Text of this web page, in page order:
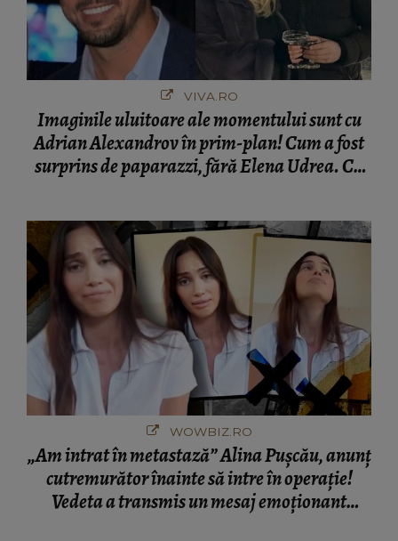
VIVA.RO
Imaginile uluitoare ale momentului sunt cu
Adrian Alexandrov în prim-plan! Cum a fost
surprins de paparazzi, fără Elena Udrea. Cu
WOWBIZ.RO
„Am intrat în metastază” Alina Pușcău, anunț
cutremurător înainte să intre în operație!
Vedeta a transmis un mesaj emoționant